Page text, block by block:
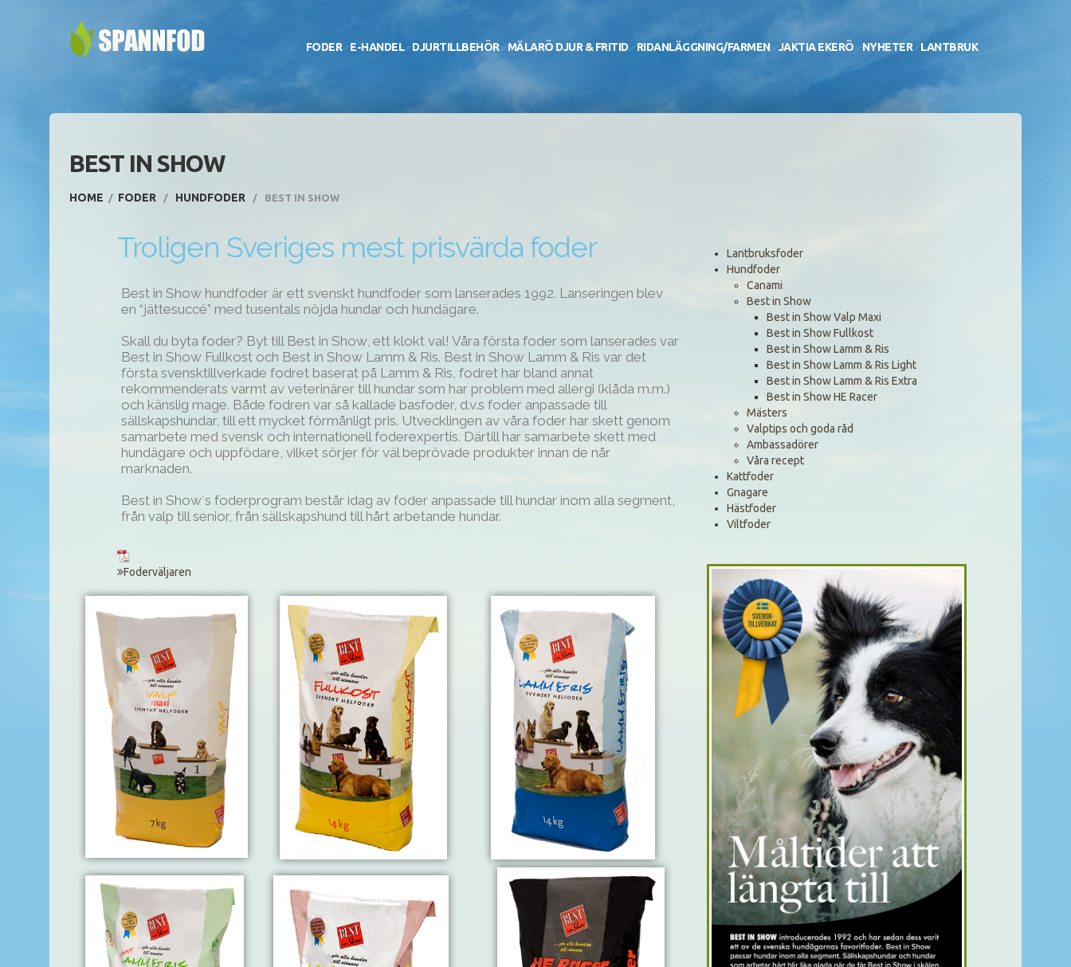
FODER E-HANDEL DJURTILLBEHÖR MÄLARÖ DJUR & FRITID RIDANLÄGGNING/FARMEN JAKTIA EKERÖ NYHETER LANTBRUK
BEST IN SHOW
HOME FODER HUNDFODER BEST IN SHOW
Troligen Sveriges mest prisvärda foder
Best in Show hundfoder är ett svenskt hundfoder som lanserades 1992. Lanseringen blev
en “jättesuccé” med tusentals nöjda hundar och hundägare.
Skall du byta foder? Byt till Best in Show, ett klokt val! Våra första foder som lanserades var
Best in Show Fullkost och Best in Show Lamm & Ris. Best in Show Lamm & Ris var det
första svensktillverkade fodret baserat på Lamm & Ris, fodret har bland annat
rekommenderats varmt av veterinärer till hundar som har problem med allergi (klåda m.m.)
och känslig mage. Både fodren var så kallade basfoder, d.v.s foder anpassade till
sällskapshundar, till ett mycket förmånligt pris. Utvecklingen av våra foder har skett genom
samarbete med svensk och internationell foderexpertis. Därtill har samarbete skett med
hundägare och uppfödare, vilket sörjer för väl beprövade produkter innan de når
marknaden.
Best in Show´s foderprogram består idag av foder anpassade till hundar inom alla segment,
från valp till senior, från sällskapshund till hårt arbetande hundar.
Foderväljaren
Lantbruksfoder
Hundfoder
Canami
Best in Show
Best in Show Valp Maxi
Best in Show Fullkost
Best in Show Lamm & Ris
Best in Show Lamm & Ris Light
Best in Show Lamm & Ris Extra
Best in Show HE Racer
Mästers
Valptips och goda råd
Ambassadörer
Våra recept
Kattfoder
Gnagare
Hästfoder
Viltfoder